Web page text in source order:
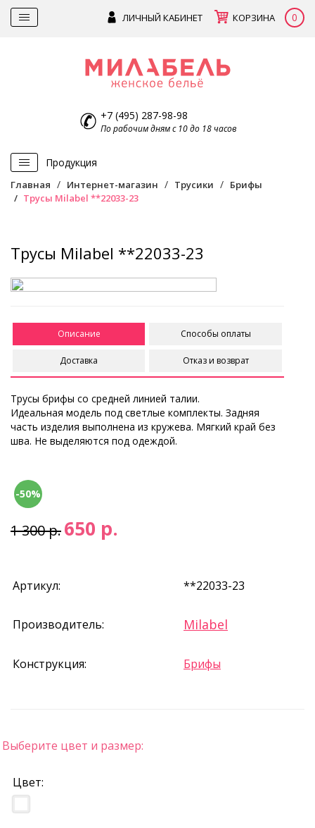
ЛИЧНЫЙ КАБИНЕТ КОРЗИНА 0
+7 (495) 287-98-98
По рабочим дням с 10 до 18 часов
Продукция
Главная Интернет-магазин Трусики
Брифы
Трусы Milabel **22033-23
Трусы Milabel **22033-23
Описание Способы оплаты
Доставка Отказ и возврат
Трусы брифы со средней линией талии.
Идеальная модель под светлые комплекты. Задняя
часть изделия выполнена из кружева. Мягкий край без
шва. Не выделяются под одеждой.
-50%
1 300 р.650 р.
Артикул: **22033-23
Производитель: Milabel
Конструкция: Брифы
Выберите цвет и размер:
Цвет: